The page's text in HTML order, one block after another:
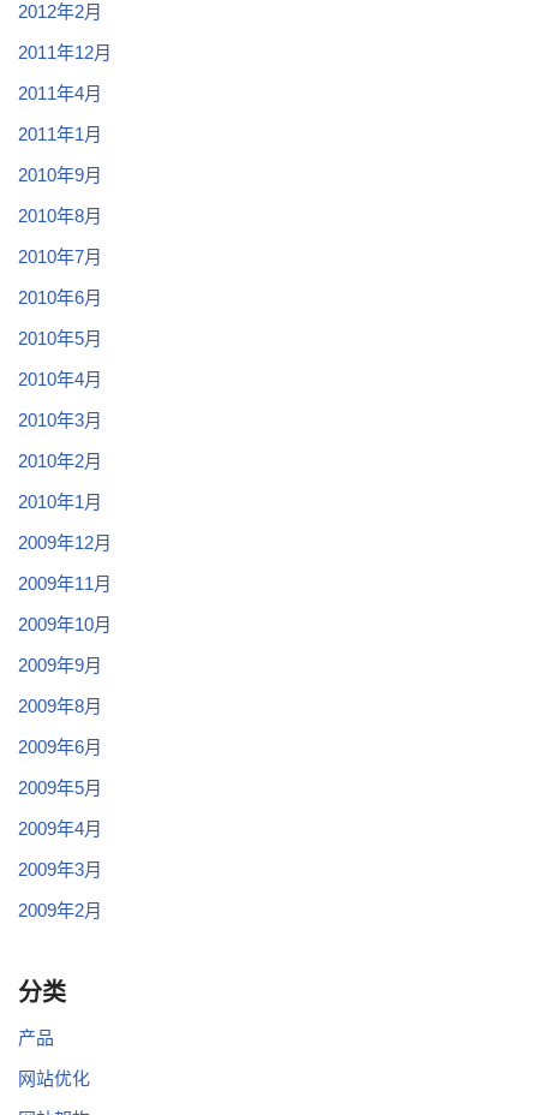
2012年2月
2011年12月
2011年4月
2011年1月
2010年9月
2010年8月
2010年7月
2010年6月
2010年5月
2010年4月
2010年3月
2010年2月
2010年1月
2009年12月
2009年11月
2009年10月
2009年9月
2009年8月
2009年6月
2009年5月
2009年4月
2009年3月
2009年2月
分类
产品
网站优化